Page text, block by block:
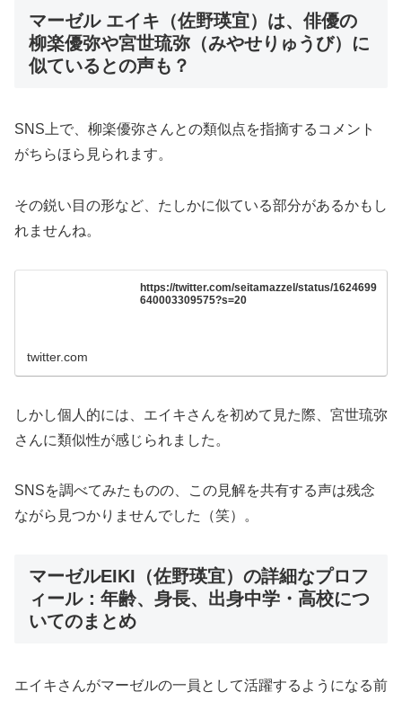
マーゼル エイキ（佐野瑛宜）は、俳優の
柳楽優弥や宮世琉弥（みやせりゅうび）に
似ているとの声も？
SNS上で、柳楽優弥さんとの類似点を指摘するコメント
がちらほら見られます。
その鋭い目の形など、たしかに似ている部分があるかもし
れませんね。
https://twitter.com/seitamazzel/status/1624699
640003309575?s=20
twitter.com
しかし個人的には、エイキさんを初めて見た際、宮世琉弥
さんに類似性が感じられました。
SNSを調べてみたものの、この見解を共有する声は残念
ながら見つかりませんでした（笑）。
マーゼルEIKI（佐野瑛宜）の詳細なプロフ
ィール：年齢、身長、出身中学・高校につ
いてのまとめ
エイキさんがマーゼルの一員として活躍するようになる前